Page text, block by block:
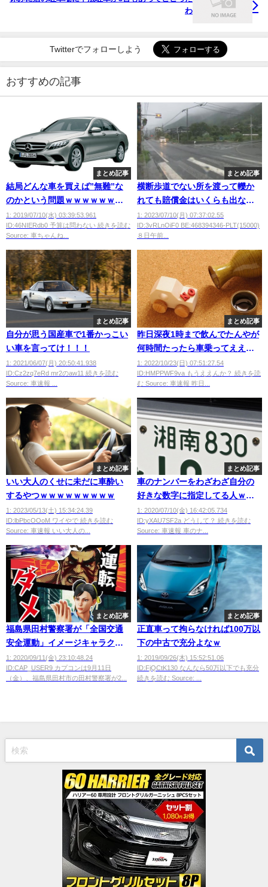
わ
Twitterでフォローしよう
おすすめの記事
まとめ記事
結局どんな車を買えば”無難”な
のかという問題ｗｗｗｗｗｗｗ
ｗｗ
1: 2019/07/10(水) 03:39:53.961
ID:46NIERdb0 予算は問わない 続きを読む
Source: 車ちゃんね...
まとめ記事
横断歩道でない所を渡って轢か
れても賠償金はいくらも出ない
よ
1: 2023/07/10(月) 07:37:02.55
ID:3vRLnOiF0 BE:468394346-PLT(15000)
８日午前...
まとめ記事
自分が思う国産車で1番かっこい
い車を言ってけ！！！
1: 2021/06/07(月) 20:50:41.938
ID:Cz2zq7eRd mr2のaw11 続きを読む
Source: 車速報 ...
まとめ記事
昨日深夜1時まで飲んでたんやが
何時間たったら車乗ってええん
や？
1: 2022/10/23(日) 07:51:27.54
ID:HMPPWF9va もうええんか？ 続きを読
む Source: 車速報 昨日...
まとめ記事
いい大人のくせに未だに車酔い
するやつｗｗｗｗｗｗｗｗｗ
1: 2023/05/13(土) 15:34:24.39
ID:lbPbcOOoM ワイやで 続きを読む
Source: 車速報 いい大人の...
まとめ記事
車のナンバーをわざわざ自分の
好きな数字に指定してる人ｗｗ
ｗｗｗ
1: 2020/07/10(金) 16:42:05.734
ID:yXAU7SF2a どうして？ 続きを読む
Source: 車速報 車のナ...
まとめ記事
福島県田村警察署が「全国交通
安全運動」イメージキャラクタ
ーに『ストリートファイター』
を採用。ゲームも運転も他人を
煽っちゃダメ
1: 2020/09/11(金) 23:10:48.24
ID:CAP_USER9 カプコンは9月11日
（金）、福島県田村市の田村警察署が2...
まとめ記事
正直車って拘らなければ100万以
下の中古で充分よなｗ
1: 2019/09/26(木) 15:52:51.06
ID:FjQCtK130 なんなら50万以下でも充分
続きを読む Source: ...